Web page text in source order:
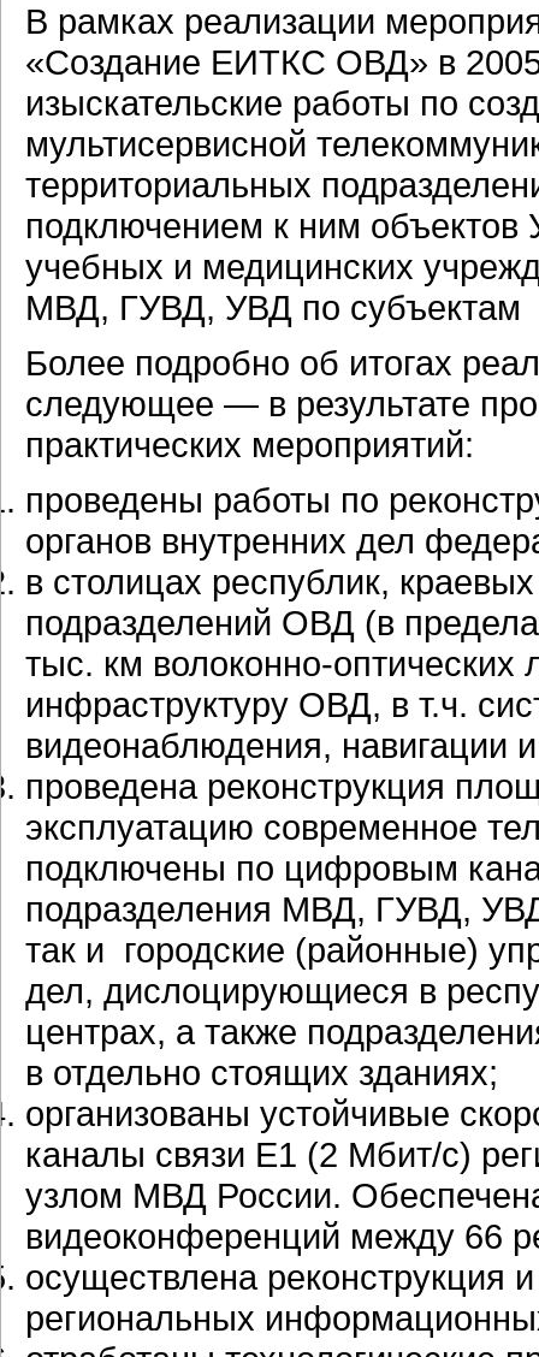
В рамках реализации
«Создание ЕИТКС ОВД» в
изыскательские работы по
мультисервисной
территориальных
подключением к ним
учебных и медицинских
МВД, ГУВД, УВД по субъектам
Более подробно об итогах
следующее — в результате
практических мероприятий:
проведены работы по
органов внутренних дел
в столицах республик,
подразделений ОВД (в
тыс. км волоконно-оптических
инфраструктуру ОВД, в т.ч.
видеонаблюдения, навигации
проведена реконструкция
эксплуатацию современное
подключены по цифровым
подразделения МВД, ГУВД,
так и городские (районные)
дел, дислоцирующиеся в
центрах, а также
в отдельно стоящих зданиях;
организованы устойчивые
каналы связи Е1 (2 Мбит/с)
узлом МВД России.
видеоконференций между 66
осуществлена реконструкция
региональных